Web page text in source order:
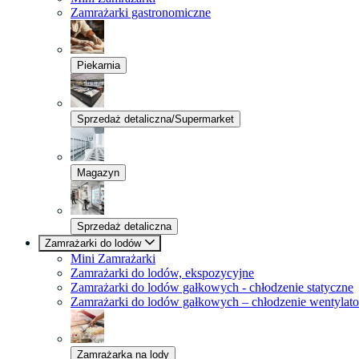
Zamrażarki gastronomiczne
Piekarnia
Sprzedaż detaliczna/Supermarket
Magazyn
Sprzedaż detaliczna
Zamrażarki do lodów
Mini Zamrażarki
Zamrażarki do lodów, ekspozycyjne
Zamrażarki do lodów gałkowych - chłodzenie statyczne
Zamrażarki do lodów gałkowych – chłodzenie
Zamrażarka na lody